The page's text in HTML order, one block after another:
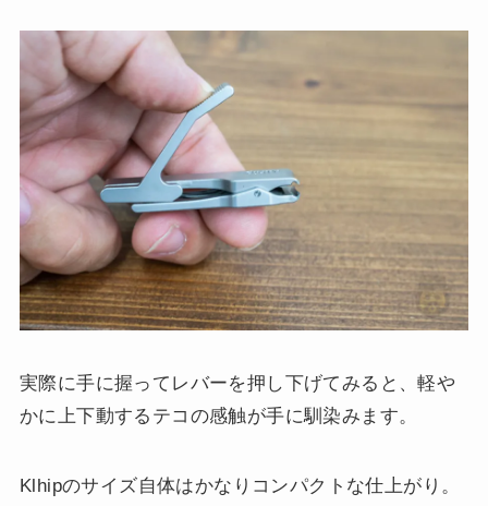
実際に手に握ってレバーを押し下げてみると、軽や
かに上下動するテコの感触が手に馴染みます。
Klhipのサイズ自体はかなりコンパクトな仕上がり。